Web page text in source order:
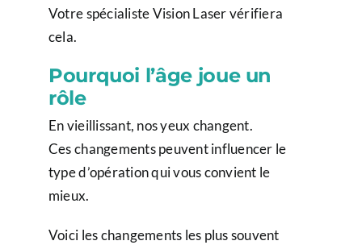
Votre spécialiste Vision Laser vérifiera
cela.
Pourquoi l’âge joue un
rôle
En vieillissant, nos yeux changent.
Ces changements peuvent influencer le
type d’opération qui vous convient le
mieux.
Voici les changements les plus souvent